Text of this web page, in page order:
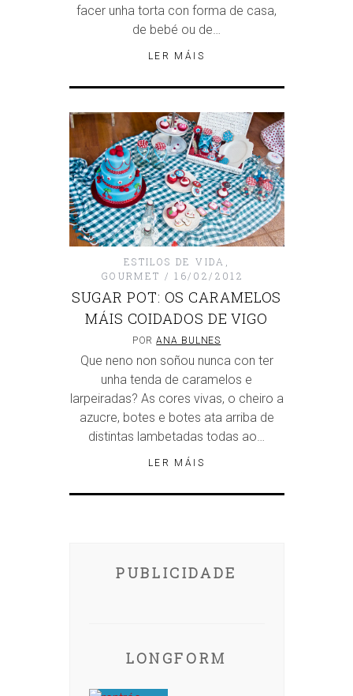
facer unha torta con forma de casa,
de bebé ou de…
LER MÁIS
ESTILOS DE VIDA
GOURMET
16/02/2012
SUGAR POT: OS CARAMELOS
MÁIS COIDADOS DE VIGO
PORANA BULNES
Que neno non soñou nunca con ter
unha tenda de caramelos e
larpeiradas? As cores vivas, o cheiro a
azucre, botes e botes ata arriba de
distintas lambetadas todas ao…
LER MÁIS
PUBLICIDADE
LONGFORM